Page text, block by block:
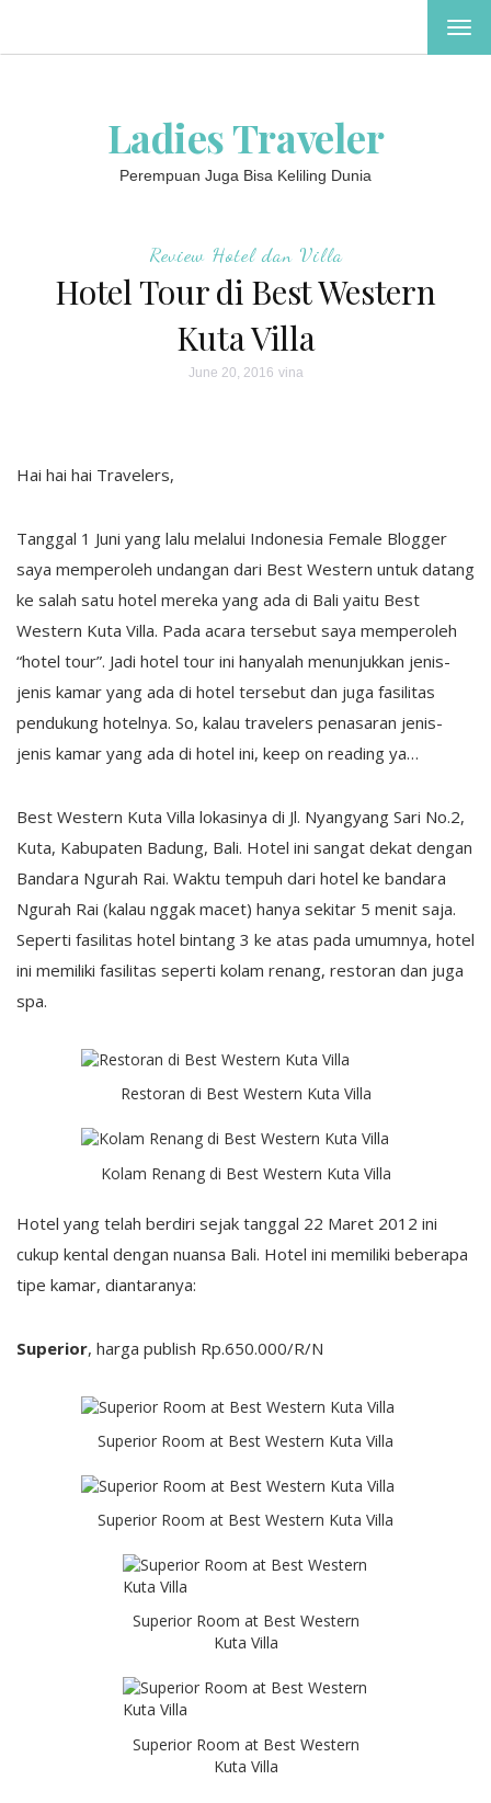
Ladies Traveler
Perempuan Juga Bisa Keliling Dunia
Review Hotel dan Villa
Hotel Tour di Best Western
Kuta Villa
June 20, 2016 vina
Hai hai hai Travelers,
Tanggal 1 Juni yang lalu melalui Indonesia Female Blogger
saya memperoleh undangan dari Best Western untuk datang
ke salah satu hotel mereka yang ada di Bali yaitu Best
Western Kuta Villa. Pada acara tersebut saya memperoleh
“hotel tour”. Jadi hotel tour ini hanyalah menunjukkan jenis-
jenis kamar yang ada di hotel tersebut dan juga fasilitas
pendukung hotelnya. So, kalau travelers penasaran jenis-
jenis kamar yang ada di hotel ini, keep on reading ya…
Best Western Kuta Villa lokasinya di Jl. Nyangyang Sari No.2,
Kuta, Kabupaten Badung, Bali. Hotel ini sangat dekat dengan
Bandara Ngurah Rai. Waktu tempuh dari hotel ke bandara
Ngurah Rai (kalau nggak macet) hanya sekitar 5 menit saja.
Seperti fasilitas hotel bintang 3 ke atas pada umumnya, hotel
ini memiliki fasilitas seperti kolam renang, restoran dan juga
spa.
Restoran di Best Western Kuta Villa
Kolam Renang di Best Western Kuta Villa
Hotel yang telah berdiri sejak tanggal 22 Maret 2012 ini
cukup kental dengan nuansa Bali. Hotel ini memiliki beberapa
tipe kamar, diantaranya:
Superior, harga publish Rp.650.000/R/N
Superior Room at Best Western Kuta Villa
Superior Room at Best Western Kuta Villa
Superior Room at Best Western
Kuta Villa
Superior Room at Best Western
Kuta Villa